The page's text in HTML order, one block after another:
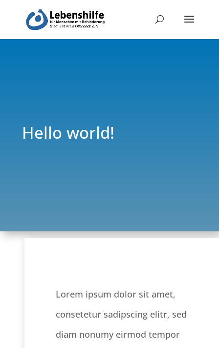
Hello world!
Lorem ipsum dolor sit amet,
consetetur sadipscing elitr, sed
diam nonumy eirmod tempor